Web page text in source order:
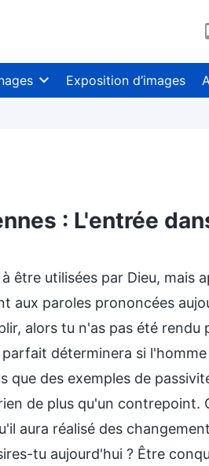
Exposition d’images
: L'entrée
être utilisées par Dieu, mais
aux paroles prononcées
alors tu n'as pas été
déterminera si
que des exemples de
de plus qu'un contrepoint.
aura réalisé des
tu aujourd'hui ? Être